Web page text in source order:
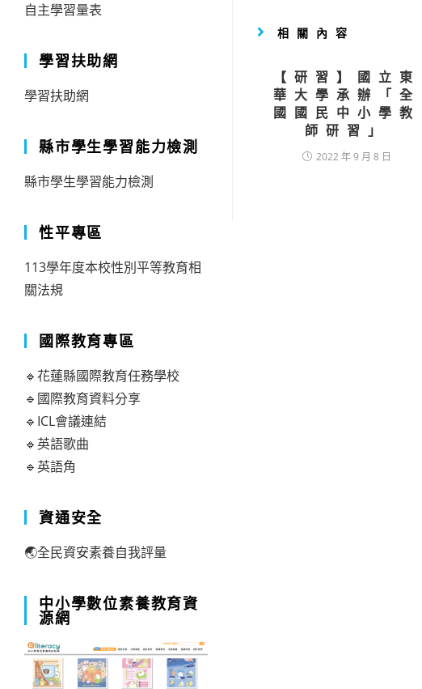
相關內容
【研習】國立東
華大學承辦「全
國國民中小學教
師研習」
2022 年 9 月 8 日
自主學習量表
學習扶助網
學習扶助網
縣市學生學習能力檢測
縣市學生學習能力檢測
性平專區
113學年度本校性別平等教育相
關法規
國際教育專區
🔹花蓮縣國際教育任務學校
🔹國際教育資料分享
🔹ICL會議連結
🔹英語歌曲
🔹英語角
資通安全
🌏全民資安素養自我評量
中小學數位素養教育資
源網